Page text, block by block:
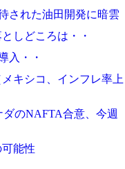
された油田開発に暗雲
しどころは・・
入・・
キシコ、インフレ率上
のNAFTA合意、今週
能性